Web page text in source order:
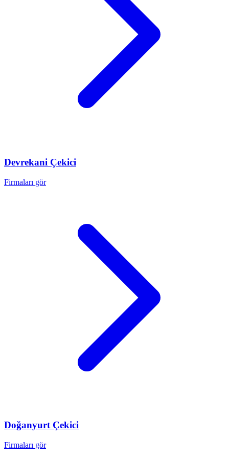
Devrekani Çekici
Firmaları gör
DoğanyurtÇekici
Firmaları gör